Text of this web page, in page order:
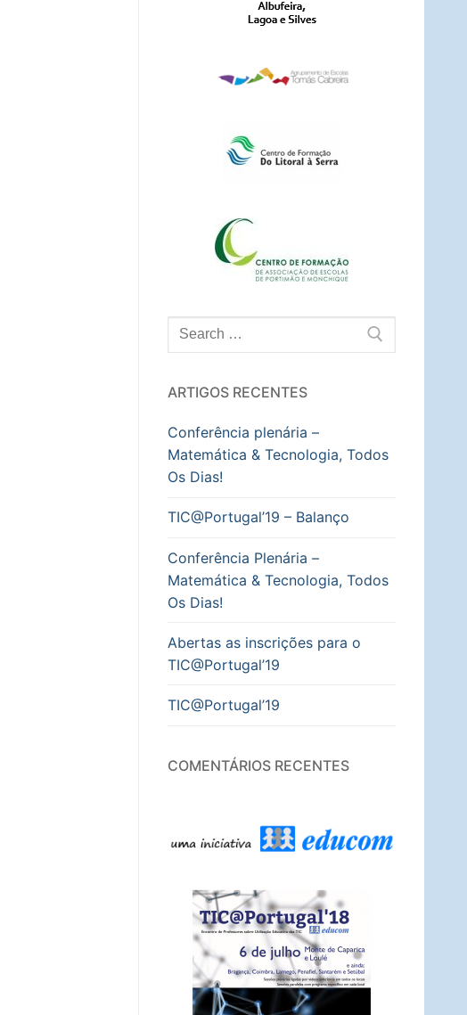
Pesquisar
por:
ARTIGOS RECENTES
Conferência plenária –
Matemática & Tecnologia, Todos
Os Dias!
TIC@Portugal’19 – Balanço
Conferência Plenária –
Matemática & Tecnologia, Todos
Os Dias!
Abertas as inscrições para o
TIC@Portugal’19
TIC@Portugal’19
COMENTÁRIOS RECENTES